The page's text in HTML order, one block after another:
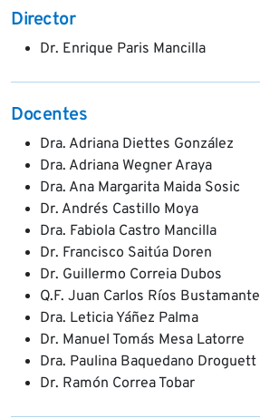
Director
Dr. Enrique Paris Mancilla
Docentes
Dra. Adriana Diettes González
Dra. Adriana Wegner Araya
Dra. Ana Margarita Maida Sosic
Dr. Andrés Castillo Moya
Dra. Fabiola Castro Mancilla
Dr. Francisco Saitúa Doren
Dr. Guillermo Correia Dubos
Q.F. Juan Carlos Ríos Bustamante
Dra. Leticia Yáñez Palma
Dr. Manuel Tomás Mesa Latorre
Dra. Paulina Baquedano Droguett
Dr. Ramón Correa Tobar